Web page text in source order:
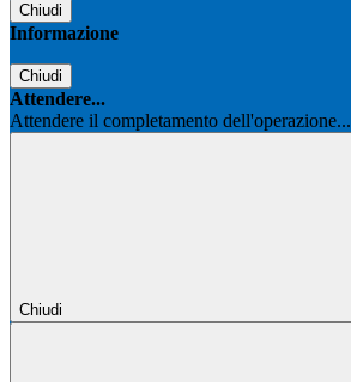
Chiudi
Informazione
Chiudi
Attendere...
Attendere il completamento dell'operazione...
Chiudi